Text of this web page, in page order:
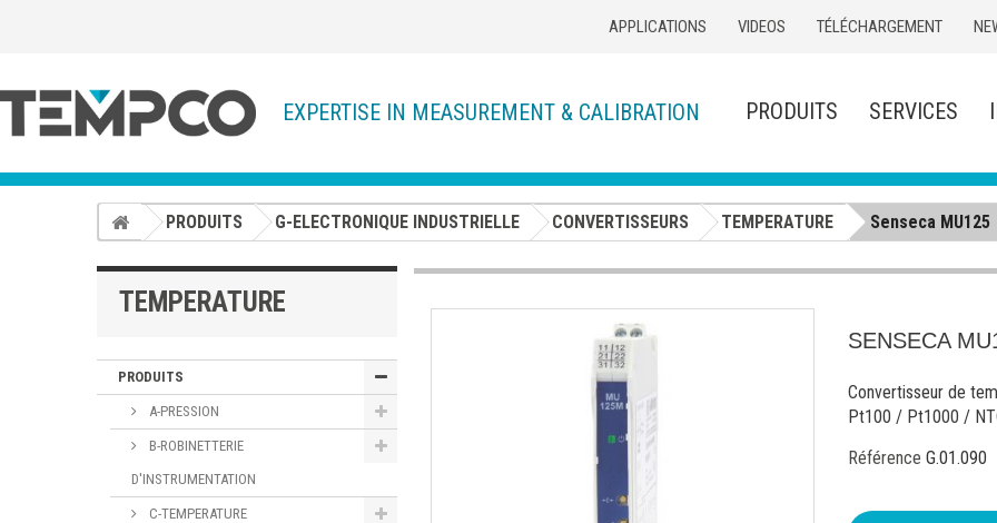
APPLICATIONS VIDEOS TÉLÉCHARGEMENT
EXPERTISE IN MEASUREMENT & CALIBRATION PRODUITS SERVICES
PRODUITS G-ELECTRONIQUE INDUSTRIELLE CONVERTISSEURS TEMPERATURE Senseca MU125
TEMPERATURE
PRODUITS
A-PRESSION
B-ROBINETTERIE
D'INSTRUMENTATION
C-TEMPERATURE
SENSECA
Convertisseur de
Pt100 / Pt1000 /
Référence G.01.090